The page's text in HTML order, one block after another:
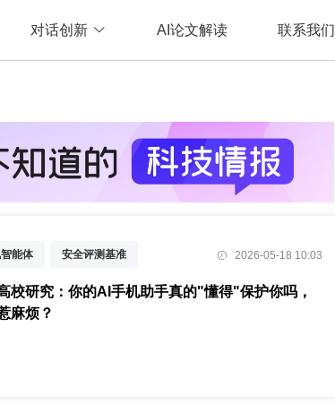
对话创新 AI论文解读 联系我们
能体 安全评测基准 2026-05-18 10:03
校研究：你的AI手机助手真的"懂得"保护你吗，
麻烦？